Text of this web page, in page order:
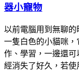
器小寵物
以前電腦用到無聊的
一隻白色的小貓咪
作、學習，一邊還
經消失了好久，若